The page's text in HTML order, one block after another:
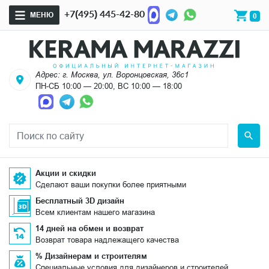
МЕНЮ +7(495) 445-42-80 0
Адрес: г. Москва, ул. Воронцовская, 36с1
ПН-СБ 10:00 — 20:00, ВС 10:00 — 18:00
Акции и скидки
Сделают ваши покупки более приятными
Бесплатный 3D дизайн
Всем клиентам нашего магазина
14 дней на обмен и возврат
Возврат товара надлежащего качества
% Дизайнерам и строителям